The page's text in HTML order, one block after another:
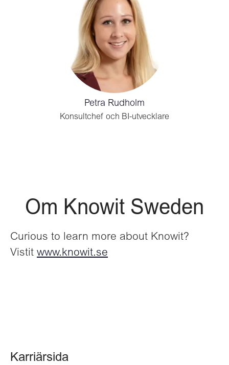
Petra Rudholm
Konsultchef och BI-utvecklare
Om Knowit Sweden
Curious to learn more about Knowit?
Vistit www.knowit.se
Karriärsida